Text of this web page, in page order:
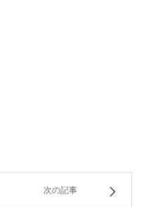
次の記事